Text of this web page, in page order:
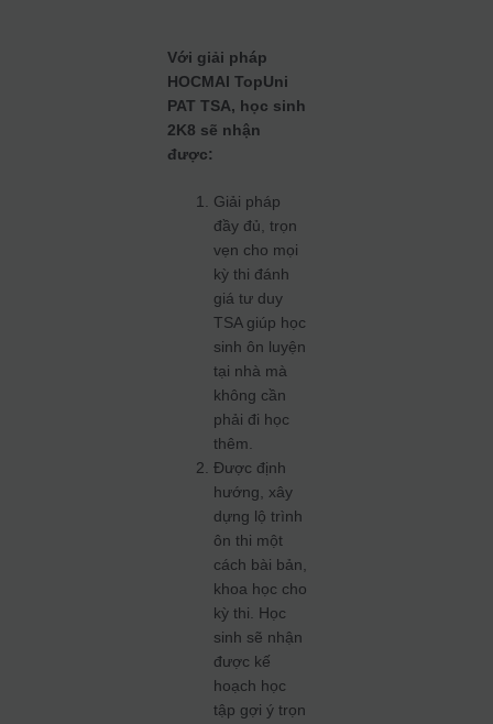
Với giải pháp
HOCMAI TopUni
PAT TSA, học sinh
2K8 sẽ nhận
được:
Giải pháp
đầy đủ, trọn
vẹn cho mọi
kỳ thi đánh
giá tư duy
TSA giúp học
sinh ôn luyện
tại nhà mà
không cần
phải đi học
thêm.
Được định
hướng, xây
dựng lộ trình
ôn thi một
cách bài bản,
khoa học cho
kỳ thi. Học
sinh sẽ nhận
được kế
hoạch học
tập gợi ý trọn